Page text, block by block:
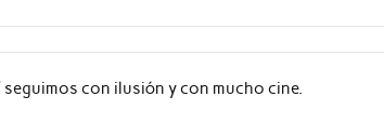
seguimos con ilusión y con mucho cine.